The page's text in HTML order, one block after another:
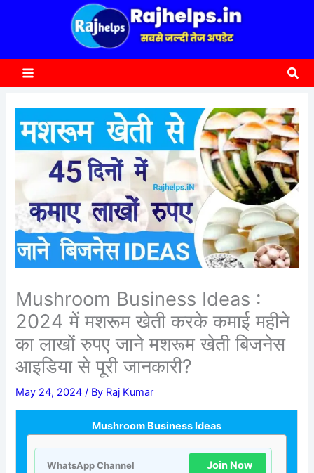
Mushroom Business Ideas :
2024 में मशरूम खेती करके कमाई महीने
का लाखों रुपए जाने मशरूम खेती बिजनेस
आइडिया से पूरी जानकारी?
May 24, 2024/ By Raj Kumar
Mushroom Business Ideas
WhatsApp Channel Join Now
c